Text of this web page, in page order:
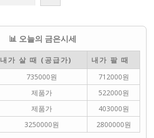
📊 오늘의 금은시세
내가 살 때 (공급가)
내가 팔 때
735000원
712000원
제품가
522000원
제품가
403000원
3250000원 2800000원